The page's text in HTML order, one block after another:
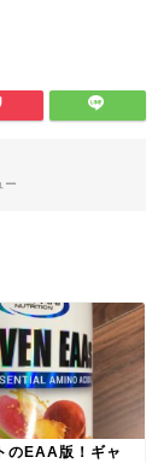
ー
のEAA版！ギャ